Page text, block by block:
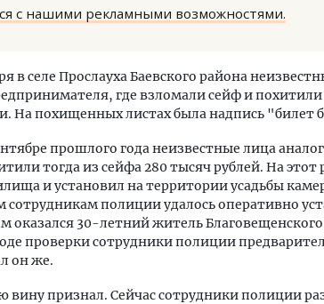
с нашими рекламными возможностями.
в селе Прослауха Баевского района
где взломали сейф и
На похищенных листах была надпись "билет
прошлого года неизвестные лица
тогда из сейфа 280 тысяч рублей. На этот
и установил на территории усадьбы
сотрудникам полиции удалось оперативно
оказался 30-летний житель
проверки сотрудники полиции
он же.
вину признал. Сейчас сотрудники полиции
Гатилов — о том, как девелоперу
оставаться на плаву, когда рынок
СТРОИТЕЛЬСТВО